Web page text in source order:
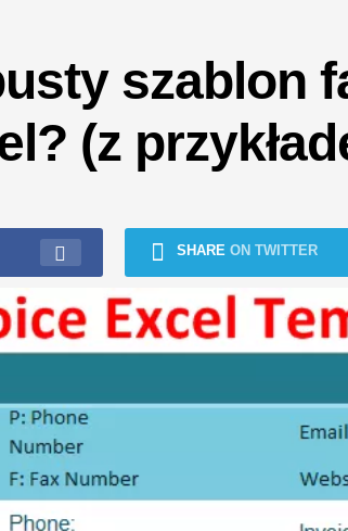
szablon
(z
SHARE ON TWITTER